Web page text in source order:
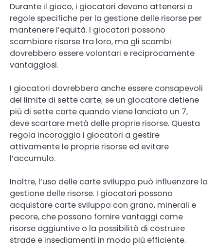
Durante il gioco, i giocatori devono attenersi a
regole specifiche per la gestione delle risorse per
mantenere l’equità. I giocatori possono
scambiare risorse tra loro, ma gli scambi
dovrebbero essere volontari e reciprocamente
vantaggiosi.
I giocatori dovrebbero anche essere consapevoli
del limite di sette carte; se un giocatore detiene
più di sette carte quando viene lanciato un 7,
deve scartare metà delle proprie risorse. Questa
regola incoraggia i giocatori a gestire
attivamente le proprie risorse ed evitare
l’accumulo.
Inoltre, l’uso delle carte sviluppo può influenzare la
gestione delle risorse. I giocatori possono
acquistare carte sviluppo con grano, minerali e
pecore, che possono fornire vantaggi come
risorse aggiuntive o la possibilità di costruire
strade e insediamenti in modo più efficiente.